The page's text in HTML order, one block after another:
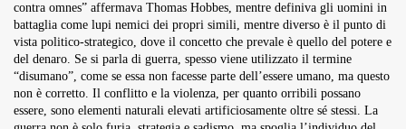
contra omnes” affermava Thomas Hobbes, mentre definiva gli uomini in
battaglia come lupi nemici dei propri simili, mentre diverso è il punto di
vista politico-strategico, dove il concetto che prevale è quello del potere e
del denaro. Se si parla di guerra, spesso viene utilizzato il termine
“disumano”, come se essa non facesse parte dell’essere umano, ma questo
non è corretto. Il conflitto e la violenza, per quanto orribili possano
essere, sono elementi naturali elevati artificiosamente oltre sé stessi. La